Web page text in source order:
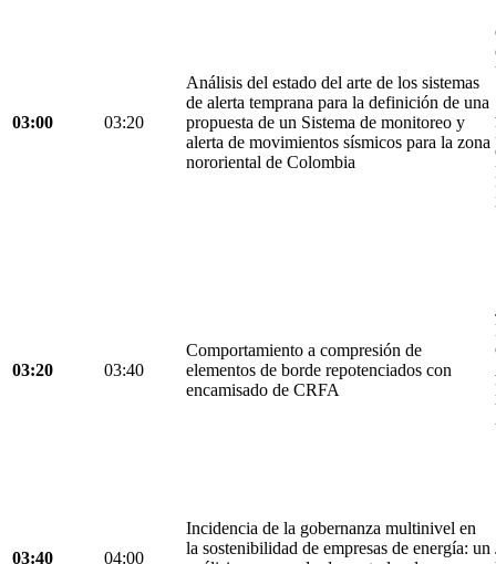
03:00 03:20
Análisis del estado del arte de los sistemas
de alerta temprana para la definición de una
propuesta de un Sistema de monitoreo y
alerta de movimientos sísmicos para la zona
nororiental de Colombia
03:20 03:40
Comportamiento a compresión de
elementos de borde repotenciados con
encamisado de CRFA
03:40 04:00
Incidencia de la gobernanza multinivel en
la sostenibilidad de empresas de energía: un